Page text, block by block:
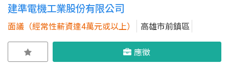
建準電機工業股份有限公司
面議（經常性薪資達4萬元或以上） 高雄市前鎮區
應徵